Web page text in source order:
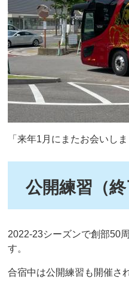
「来年1月にまたお会いしま
公開練習（終
2022-23シーズンで創部50
す。
合宿中は公開練習も開催さ